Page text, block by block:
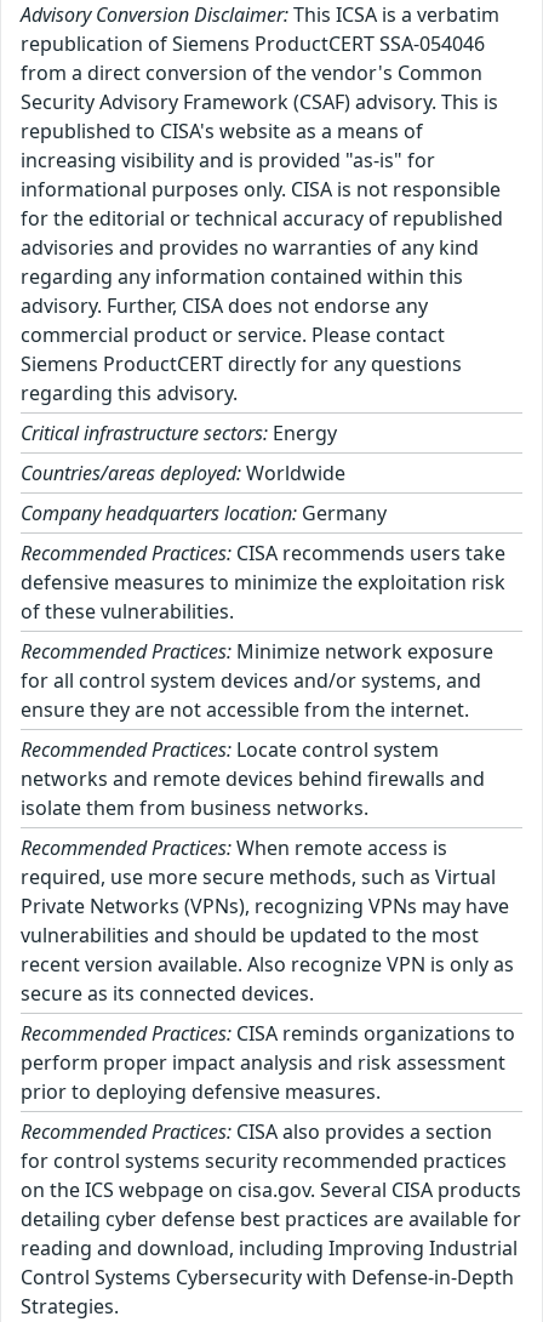
Advisory Conversion Disclaimer:This ICSA is a verbatim
republication of Siemens ProductCERT SSA-054046
from a direct conversion of the vendor's Common
Security Advisory Framework (CSAF) advisory. This is
republished to CISA's website as a means of
increasing visibility and is provided "as-is" for
informational purposes only. CISA is not responsible
for the editorial or technical accuracy of republished
advisories and provides no warranties of any kind
regarding any information contained within this
advisory. Further, CISA does not endorse any
commercial product or service. Please contact
Siemens ProductCERT directly for any questions
regarding this advisory.
Critical infrastructure sectors: Energy
Countries/areas deployed:Worldwide
Company headquarters location: Germany
Recommended Practices: CISA recommends users take
defensive measures to minimize the exploitation risk
of these vulnerabilities.
Recommended Practices: Minimize network exposure
for all control system devices and/or systems, and
ensure they are not accessible from the internet.
Recommended Practices: Locate control system
networks and remote devices behind firewalls and
isolate them from business networks.
Recommended Practices:When remote access is
required, use more secure methods, such as Virtual
Private Networks (VPNs), recognizing VPNs may have
vulnerabilities and should be updated to the most
recent version available. Also recognize VPN is only as
secure as its connected devices.
Recommended Practices: CISA reminds organizations to
perform proper impact analysis and risk assessment
prior to deploying defensive measures.
Recommended Practices: CISA also provides a section
for control systems security recommended practices
on the ICS webpage on cisa.gov. Several CISA products
detailing cyber defense best practices are available for
reading and download, including Improving Industrial
Control Systems Cybersecurity with Defense-in-Depth
Strategies.